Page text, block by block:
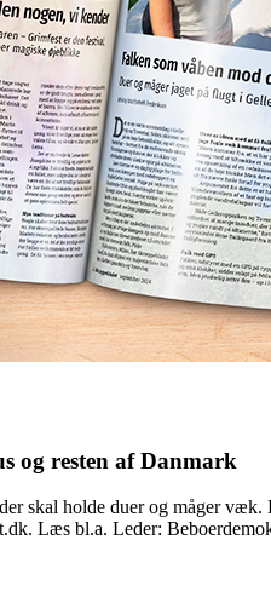
og resten af Danmark
skal holde duer og måger
Læs bl.a. Leder: